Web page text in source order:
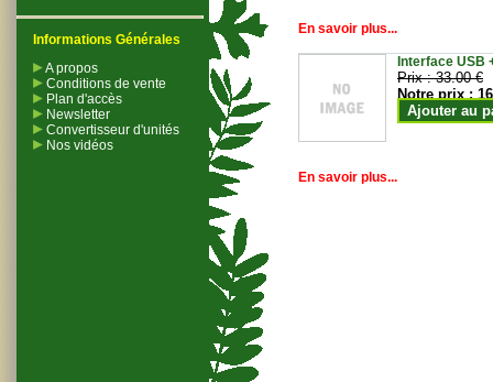
Informations Générales
A propos
Conditions de vente
Plan d'accès
Newsletter
Convertisseur d'unités
Nos vidéos
En savoir plus...
Interface USB
Prix :33.00 €
Notre prix :
Ajouter au
En savoir plus...